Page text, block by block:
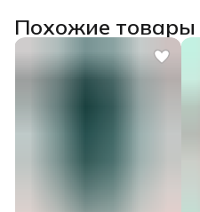
Похожие товары